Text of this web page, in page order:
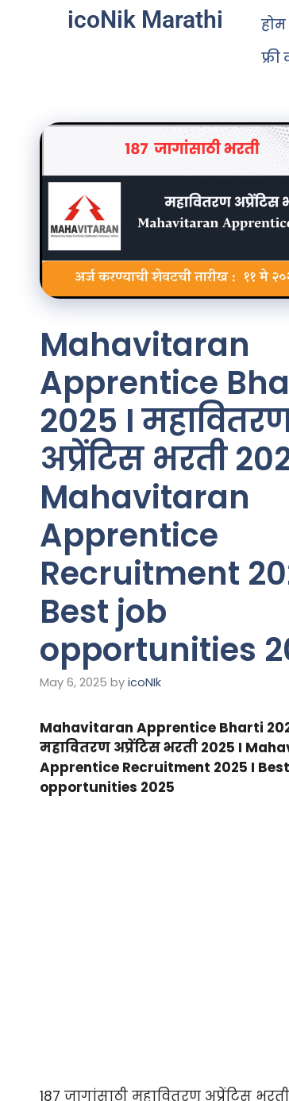
icoNik Marathi होम
फ्री
Mahavitaran
Apprentice
2025 I
अप्रेंटिस भरती
Mahavitaran
Apprentice
Recruitment
Best job
opportunities
May 6, 2025 by icoNIk
Mahavitaran Apprentice Bharti
महावितरण अप्रेंटिस भरती 2025 I
Apprentice Recruitment 2025 I
opportunities 2025
187 जागांसाठी महावितरण अप्रेंटिस